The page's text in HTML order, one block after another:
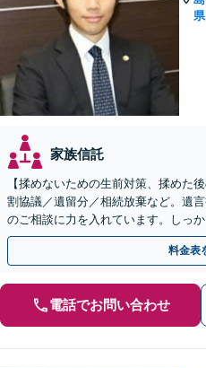
県
家族信託
【揉めないための生前対策、揉めた
割協議／遺留分／相続放棄など。遺
のご相談に力を入れています。しっ
解決のため最適なアドバイスを致し
料金表
電話でお問い合わせ